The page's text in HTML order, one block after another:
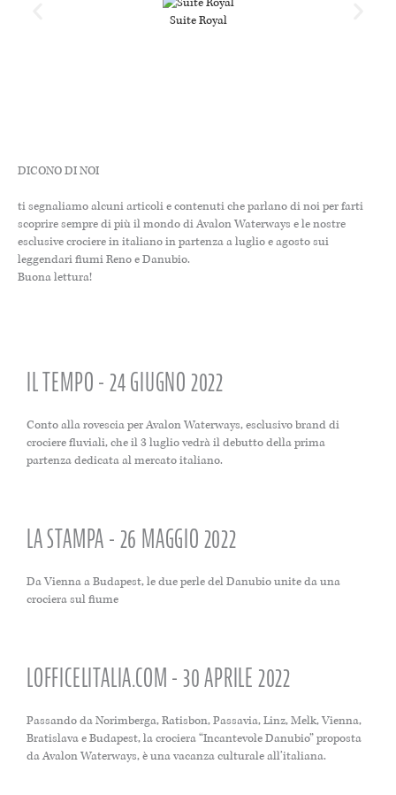
Suite Royal
DICONO DI NOI
ti segnaliamo alcuni articoli e contenuti che parlano di noi per farti
scoprire sempre di più il mondo di Avalon Waterways e le nostre
esclusive crociere in italiano in partenza a luglio e agosto sui
leggendari fiumi Reno e Danubio.
Buona lettura!
IL TEMPO - 24 GIUGNO 2022
Conto alla rovescia per Avalon Waterways, esclusivo brand di
crociere fluviali, che il 3 luglio vedrà il debutto della prima
partenza dedicata al mercato italiano.
LA STAMPA - 26 MAGGIO 2022
Da Vienna a Budapest, le due perle del Danubio unite da una
crociera sul fiume
LOFFICELITALIA.COM - 30 APRILE 2022
Passando da Norimberga, Ratisbon, Passavia, Linz, Melk, Vienna,
Bratislava e Budapest, la crociera “Incantevole Danubio” proposta
da Avalon Waterways, è una vacanza culturale all’italiana.